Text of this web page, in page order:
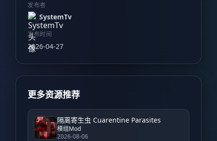
发布者
SystemTv
发布时间
2026-04-27
更多资源推荐
隔离寄生虫 Cuarentine Parasites
模组Mod
2026-08-06